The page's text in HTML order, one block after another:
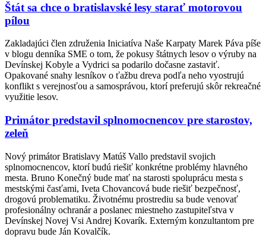
Štát sa chce o bratislavské lesy starať motorovou
pílou
Zakladajúci člen združenia Iniciatíva Naše Karpaty Marek Páva píše
v blogu denníka SME o tom, že pokusy štátnych lesov o výruby na
Devínskej Kobyle a Vydrici sa podarilo dočasne zastaviť.
Opakované snahy lesníkov o ťažbu dreva podľa neho vyostrujú
konflikt s verejnosťou a samosprávou, ktorí preferujú skôr rekreačné
využitie lesov.
Primátor predstavil splnomocnencov pre starostov,
zeleň
Nový primátor Bratislavy Matúš Vallo predstavil svojich
splnomocnencov, ktorí budú riešiť konkrétne problémy hlavného
mesta. Bruno Konečný bude mať na starosti spoluprácu mesta s
mestskými časťami, Iveta Chovancová bude riešiť bezpečnosť,
drogovú problematiku. Životnému prostrediu sa bude venovať
profesionálny ochranár a poslanec miestneho zastupiteľstva v
Devínskej Novej Vsi Andrej Kovarík. Externým konzultantom pre
dopravu bude Ján Kovalčík.